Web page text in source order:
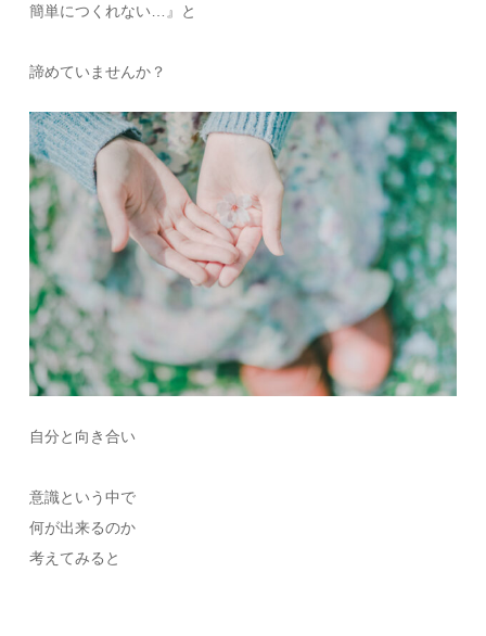
簡単につくれない…』と
諦めていませんか？
自分と向き合い
意識という中で
何が出来るのか
考えてみると